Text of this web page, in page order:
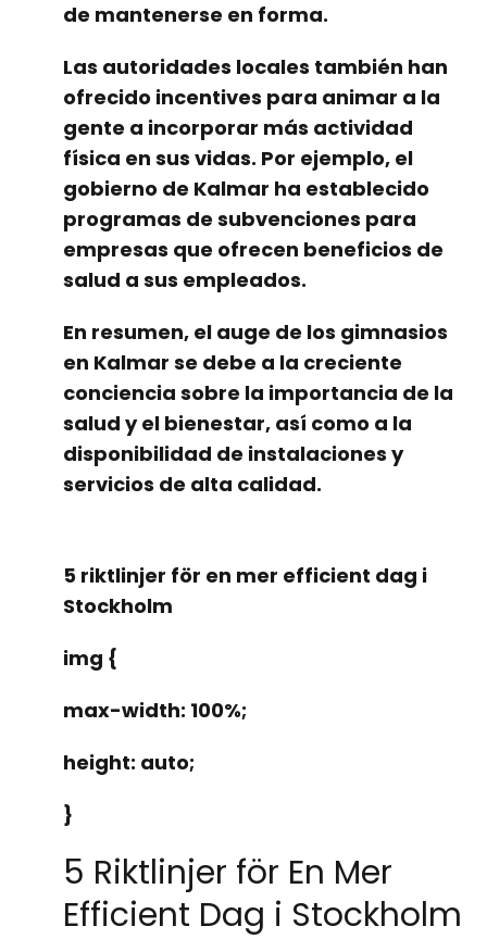
de mantenerse en forma.
Las autoridades locales también han
ofrecido incentives para animar a la
gente a incorporar más actividad
física en sus vidas. Por ejemplo, el
gobierno de Kalmar ha establecido
programas de subvenciones para
empresas que ofrecen beneficios de
salud a sus empleados.
En resumen, el auge de los gimnasios
en Kalmar se debe a la creciente
conciencia sobre la importancia de la
salud y el bienestar, así como a la
disponibilidad de instalaciones y
servicios de alta calidad.
5 riktlinjer för en mer efficient dag i
Stockholm
img {
max-width: 100%;
height: auto;
}
5 Riktlinjer för En Mer
Efficient Dag i Stockholm